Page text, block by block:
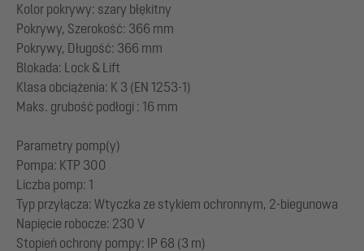
Kolor pokrywy: szary błękitny
Pokrywy, Szerokość: 366 mm
Pokrywy, Długość: 366 mm
Blokada: Lock & Lift
Klasa obciążenia: K 3 (EN 1253-1)
Maks. grubość podłogi : 16 mm
Parametry pomp(y)
Pompa: KTP 300
Liczba pomp: 1
Typ przyłącza: Wtyczka ze stykiem ochronnym, 2-biegunowa
Napięcie robocze: 230 V
Stopień ochrony pompy: IP 68 (3 m)